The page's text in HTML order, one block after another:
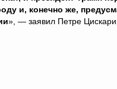
и, конечно же,
», — заявил Петре